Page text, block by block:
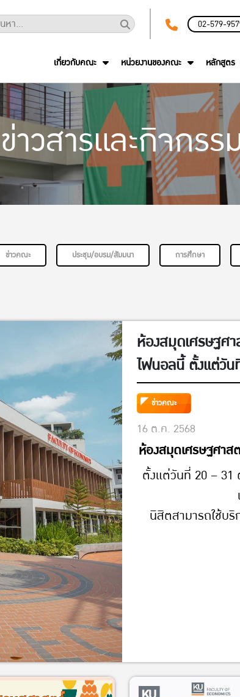
02-579-
เกี่ยวกับคณะ หน่วยงานของคณะ หลักสูตร
ข่าวสารและกิจกรร
ข่าวคณะ ประชุม/อบรม/สัมมนา การศึกษา
ห้องสมุดเศรษฐศ
ไฟนอลนี้ ตั้งแต่วั
25-26 ต.ค. 68 เ
บริการพื้นที่อ่านห
ได้ตามปกติ
ข่าวคณะ
16 ต.ค. 2568
ห้องสมุดเศรษฐศาส
ตั้งแต่วันที่ 20 – 31
นิสิตสามารถใช้บ